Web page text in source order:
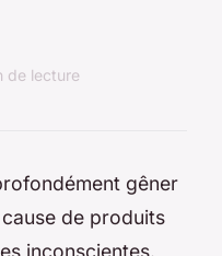
de lecture
gêner
de produits
inconscientes.